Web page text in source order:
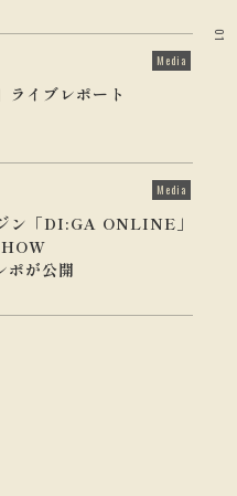
01
Media
イブレポート
Media
ン「DI:GA ONLINE」
が公開